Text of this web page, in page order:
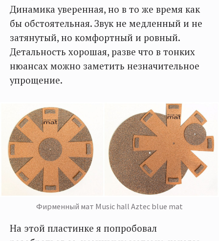
Динамика уверенная, но в то же время как
бы обстоятельная. Звук не медленный и не
затянутый, но комфортный и ровный.
Детальность хорошая, разве что в тонких
нюансах можно заметить незначительное
упрощение.
Фирменный мат Music hall Aztec blue mat
На этой пластинке я попробовал